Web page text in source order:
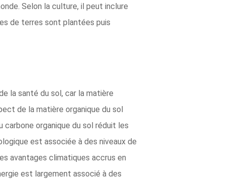
Selon la culture, il peut inclure
de terres sont plantées puis
la santé du sol, car la matière
de la matière organique du sol
carbone organique du sol réduit les
est associée à des niveaux de
avantages climatiques accrus en
est largement associé à des